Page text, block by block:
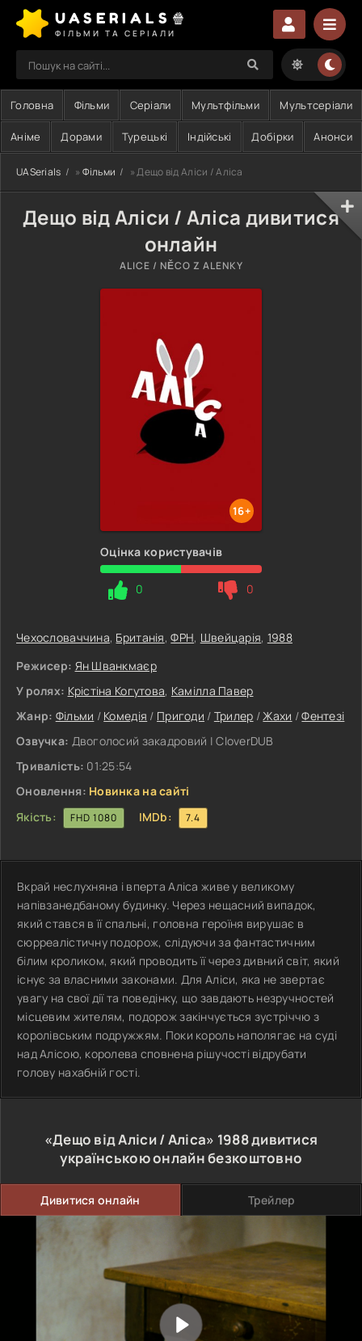
UASERIALS🍿
ФІЛЬМИ ТА СЕРІАЛИ
Головна Фільми Серіали Мультфільми Мультсеріали
Аніме Дорами Турецькі Індійські Добірки Анонси
UASerials » Фільми » Дещо від Аліси / Аліса
Дещо від Аліси / Аліса дивитися
онлайн
ALICE / NĚCO Z ALENKY
16+
Оцінка користувачів
0 0
Чехословаччина, Британія,ФРН, Швейцарія, 1988
Режисер: Ян Шванкмаєр
У ролях: Крістіна Когутова, Камілла Павер
Жанр: Фільми / Комедія / Пригоди / Трилер /Жахи /Фентезі
Озвучка: Двоголосий закадровий | CloverDUB
Тривалість: 01:25:54
Оновлення: Новинка на сайті
Якість:
FHD 1080 IMDb: 7.4
Вкрай неслухняна і вперта Аліса живе у великому
напівзанедбаному будинку. Через нещасний випадок,
який стався в її спальні, головна героїня вирушає в
сюрреалістичну подорож, слідуючи за фантастичним
білим кроликом, який проводить її через дивний світ, який
існує за власними законами. Для Аліси, яка не звертає
увагу на свої дії та поведінку, що завдають незручностей
місцевим жителям, подорож закінчується зустріччю з
королівським подружжям. Поки король наполягає на суді
над Алісою, королева сповнена рішучості відрубати
голову нахабній гості.
«Дещо від Аліси / Аліса» 1988дивитися
українською онлайн безкоштовно
Дивитися онлайн Трейлер